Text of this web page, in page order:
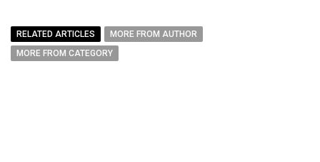
RELATED ARTICLES
MORE FROM AUTHOR
MORE FROM CATEGORY